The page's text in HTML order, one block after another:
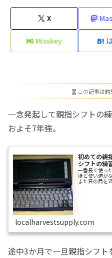
X
Misskey
この記事は約
一念発起して親指シフトの
およそ7年強。
初めての親
シフトの練
一番長く使っ
ほど使い道が
また日の目を
たしはこのと
localharvestsupply.com
途中3か月で一旦親指シフ